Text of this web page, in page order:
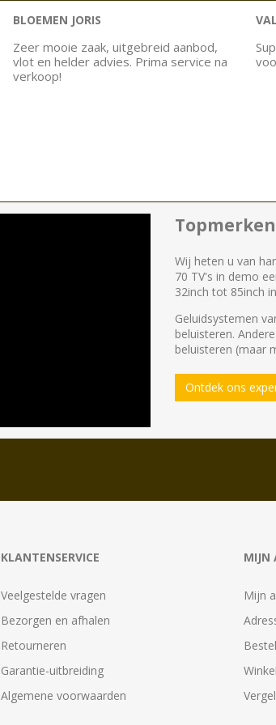
BLOEMEN JORIS
Zeer mooie zaak, uitgebreid aanbod,
vlot en helder advies. Prima service na
verkoop!
Wij heten u van
70 TV's in demo
32inch tot 85inch
Geluidsystemen
beluisteren.
beluisteren (maar
Ontdek ons
KLANTENSERVICE
Veelgestelde vragen
Bezorgen en afhalen
Retourneren
Garantie-uitbreiding
Algemene voorwaarden
MIJN
Mijn